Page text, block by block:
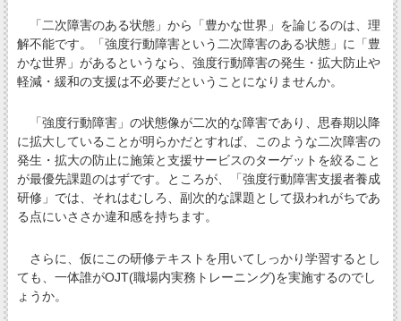
「二次障害のある状態」から「豊かな世界」を論じるのは、理
解不能です。「強度行動障害という二次障害のある状態」に「豊
かな世界」があるというなら、強度行動障害の発生・拡大防止や
軽減・緩和の支援は不必要だということになりませんか。
「強度行動障害」の状態像が二次的な障害であり、思春期以降
に拡大していることが明らかだとすれば、このような二次障害の
発生・拡大の防止に施策と支援サービスのターゲットを絞ること
が最優先課題のはずです。ところが、「強度行動障害支援者養成
研修」では、それはむしろ、副次的な課題として扱われがちであ
る点にいささか違和感を持ちます。
さらに、仮にこの研修テキストを用いてしっかり学習するとし
ても、一体誰がOJT(職場内実務トレーニング)を実施するのでし
ょうか。